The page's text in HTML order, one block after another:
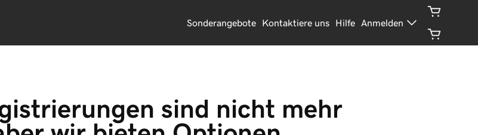
Sonderangebote Kontaktiere uns Hilfe Anmelden
sind nicht mehr